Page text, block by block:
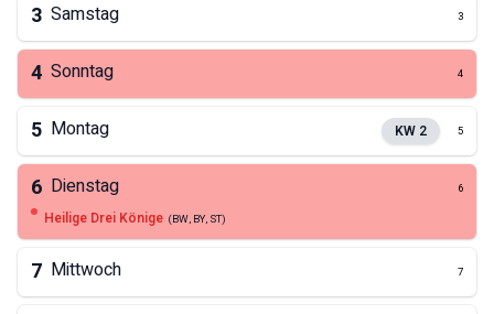
3 Samstag 3
4 Sonntag 4
5 Montag KW 2 5
6 Dienstag 6
Heilige Drei Könige (BW, BY, ST)
7 Mittwoch 7